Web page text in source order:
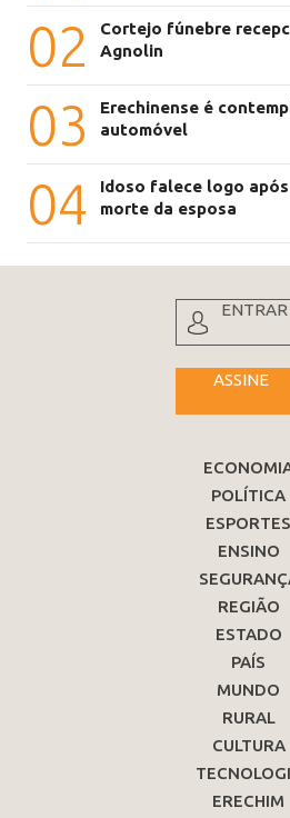
02
Cortejo fúnebre
Agnolin
03
Erechinense é
automóvel
04
Idoso falece logo
morte da esposa
ENTRAR
ASSINE
POLÍTICA
ESPORTES
ENSINO
REGIÃO
ESTADO
PAÍS
MUNDO
RURAL
CULTURA
ERECHIM